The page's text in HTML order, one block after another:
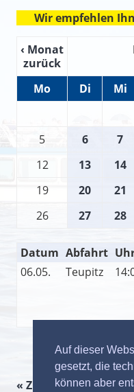
Auf dieser
gesetzt, die
können aber
Wir empfehlen
‹ Monat
zurück
Mo
Di Mi
5
6 7
12
13 14
19
20 21
26
27 28
Datum Abfahrt
06.05.
Teupitz
« Zurück